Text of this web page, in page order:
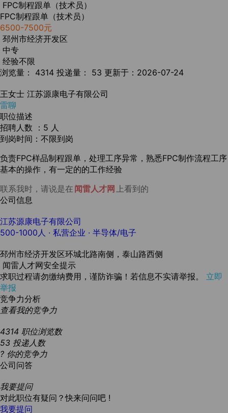
FPC制程跟单（技术员）
FPC制程跟单（技术员）
6500-7500元
邳州市经济开发区
中专
经验不限
浏览量： 4314 投递量： 53 更新于：2026-07-24
王女士 江苏源康电子有限公司
雷聊
职位描述
招聘人数 ：5 人
到岗时间：不限到岗
负责FPC样品制程跟单，处理工序异常，熟悉FPC制作流程工序
基本的操作，有一定的的工作经验
联系我时，请说是在 闻雷人才网 上看到的
公司信息
江苏源康电子有限公司
500-1000人 · 私营企业 · 半导体/电子
邳州市经济开发区环城北路南侧，泰山路西侧
闻雷人才网安全提示
求职过程请勿缴纳费用，谨防诈骗！若信息不实请举报。 立即
举报
竞争力分析
查看我的竞争力
4314 职位浏览数
53 投递人数
? 你的竞争力
公司问答
我要提问
对此职位有疑问？快来问问吧 !
我要提问